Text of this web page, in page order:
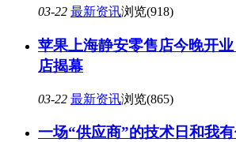
03-22 最新资讯浏览(918)
苹果上海静安零售店今晚开
店揭幕
03-22 最新资讯浏览(865)
一场“供应商”的技术日和我